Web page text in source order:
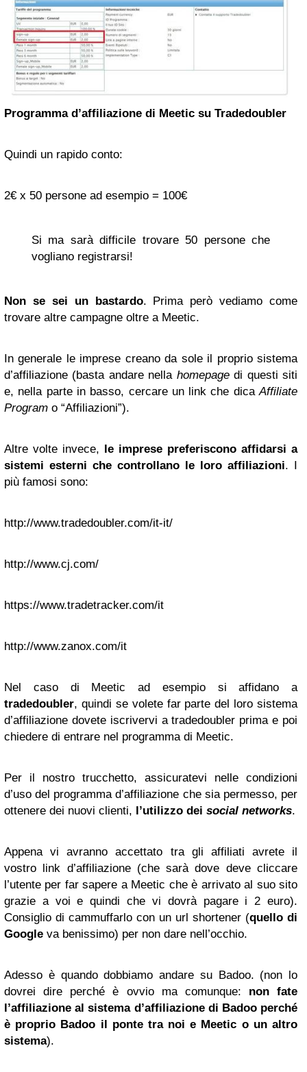
Programma d’affiliazione di Meetic su Tradedoubler
Quindi un rapido conto:
2€ x 50 persone ad esempio = 100€
Si ma sarà difficile trovare 50 persone che
vogliano registrarsi!
Non se sei un bastardo. Prima però vediamo come
trovare altre campagne oltre a Meetic.
In generale le imprese creano da sole il proprio sistema
d’affiliazione (basta andare nella homepagedi questi siti
e, nella parte in basso, cercare un link che dica Affiliate
Program o “Affiliazioni”).
Altre volte invece, le imprese preferiscono affidarsi a
sistemi esterni che controllano le loro affiliazioni. I
più famosi sono:
http://www.tradedoubler.com/it-it/
http://www.cj.com/
https://www.tradetracker.com/it
http://www.zanox.com/it
Nel caso di Meetic ad esempio si affidano a
tradedoubler, quindi se volete far parte del loro sistema
d’affiliazione dovete iscrivervi a tradedoubler prima e poi
chiedere di entrare nel programma di Meetic.
Per il nostro trucchetto, assicuratevi nelle condizioni
d’uso del programma d’affiliazione che sia permesso, per
ottenere dei nuovi clienti, l’utilizzo dei social networks.
Appena vi avranno accettato tra gli affiliati avrete il
vostro link d’affiliazione (che sarà dove deve cliccare
l’utente per far sapere a Meetic che è arrivato al suo sito
grazie a voi e quindi che vi dovrà pagare i 2 euro).
Consiglio di cammuffarlo con un url shortener (quello di
Google va benissimo) per non dare nell’occhio.
Adesso è quando dobbiamo andare su Badoo. (non lo
dovrei dire perché è ovvio ma comunque: non fate
l’affiliazione al sistema d’affiliazione di Badoo perché
è proprio Badoo il ponte tra noi e Meetic o un altro
sistema).